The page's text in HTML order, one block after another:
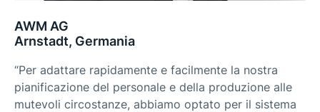
AWM AG
Arnstadt, Germania
“Per adattare rapidamente e facilmente la nostra
pianificazione del personale e della produzione alle
mutevoli circostanze, abbiamo optato per il sistema